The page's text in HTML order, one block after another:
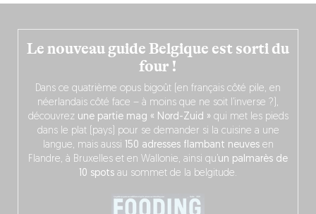
Le nouveau guide Belgique est sorti du
four !
Dans ce quatrième opus bigoût (en français côté pile, en
néerlandais côté face – à moins que ne soit l’inverse ?),
découvrez une partie mag « Nord-Zuid » qui met les pieds
dans le plat (pays) pour se demander si la cuisine a une
langue, mais aussi 150 adresses flambant neuvesen
Flandre, à Bruxelles et en Wallonie, ainsi qu’ un palmarès de
10 spots au sommet de la belgitude.